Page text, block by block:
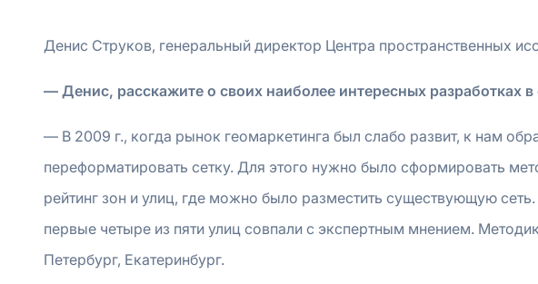
Денис Струков, генеральный директор Центра пространственных
— Денис, расскажите о своих наиболее интересных разработках в
— В 2009 г., когда рынок геомаркетинга был слабо развит, к нам
переформатировать сетку. Для этого нужно было сформировать
рейтинг зон и улиц, где можно было разместить существующую
первые четыре из пяти улиц совпали с экспертным мнением.
Петербург, Екатеринбург.